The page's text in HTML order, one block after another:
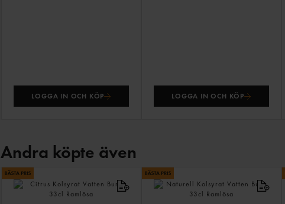
LOGGA IN OCH KÖP LOGGA IN OCH KÖP
Andra köpte även